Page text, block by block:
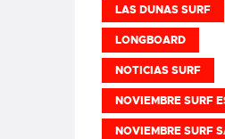
LAS DUNAS SURF
LONGBOARD
NOTICIAS SURF
NOVIEMBRE SURF
NOVIEMBRE SURF